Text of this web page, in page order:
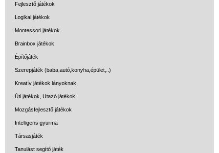
Fejlesztő játékok
Logikai játékok
Montessori játékok
Brainbox játékok
Építőjáték
Szerepjáték (baba,autó,konyha,épület,..)
Kreatív játékok lányoknak
Úti játékok, Utazó játékok
Mozgásfejlesztő játékok
Intelligens gyurma
Társasjáték
Tanulást segítő játék